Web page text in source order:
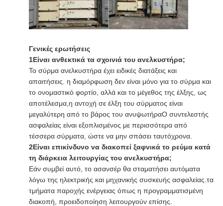
Γενικές ερωτήσεις
1Είναι ανθεκτικά τα σχοινιά του ανελκυστήρα;
Το σύρμα ανελκυστήρα έχει ειδικές διατάξεις και
απαιτήσεις. η διαμόρφωση δεν είναι μόνο για το σύρμα και
το ονομαστικό φορτίο, αλλά και το μέγεθος της έλξης, ως
αποτέλεσμα,η αντοχή σε έλξη του σύρματος είναι
μεγαλύτερη από το βάρος του ανυψωτήραΟ συντελεστής
ασφαλείας είναι εξοπλισμένος με περισσότερα από
τέσσερα σύρματα, ώστε να μην σπάσει ταυτόχρονα.
2Είναι επικίνδυνο να διακοπεί ξαφνικά το ρεύμα κατά
τη διάρκεια λειτουργίας του ανελκυστήρα;
Εάν συμβεί αυτό, το ασανσέρ θα σταματήσει αυτόματα
λόγω της ηλεκτρικής και μηχανικής συσκευής ασφαλείας.τα
τμήματα παροχής ενέργειας όπως η προγραμματισμένη
διακοπή, προειδοποίηση λειτουργούν επίσης.